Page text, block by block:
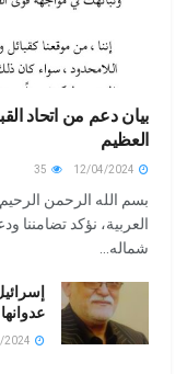
بيان دعم من اتحاد
العظيم
بسم الله الرحمن الرحيم
العربية، نؤكد
شماله...